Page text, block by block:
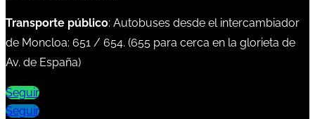
Transporte público: Autobuses desde el intercambiador
de Moncloa: 651 / 654. (655 para cerca en la glorieta de
Av. de España)
Seguir
Seguir